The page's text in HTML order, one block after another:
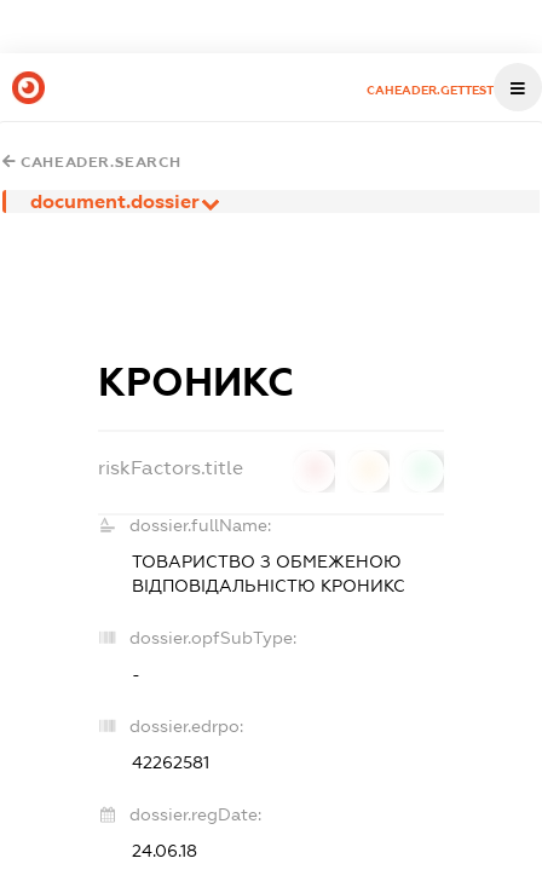
CAHEADER.GETTEST
CAHEADER.SEARCH
document.dossier
КРОНИКС
riskFactors.title
dossier.fullName:
ТОВАРИСТВО З ОБМЕЖЕНОЮ
ВІДПОВІДАЛЬНІСТЮ КРОНИКС
dossier.opfSubType:
-
dossier.edrpo:
42262581
dossier.regDate:
24.06.18